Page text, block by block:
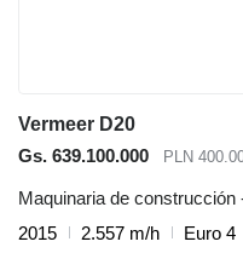
Vermeer D20
Gs. 639.100.000
PLN
Maquinaria de construcción
2015
2.557 m/h
Euro 4